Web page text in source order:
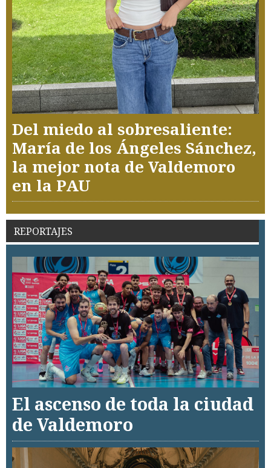
Del miedo al sobresaliente:
María de los Ángeles Sánchez,
la mejor nota de Valdemoro
en la PAU
REPORTAJES
El ascenso de toda la ciudad
de Valdemoro